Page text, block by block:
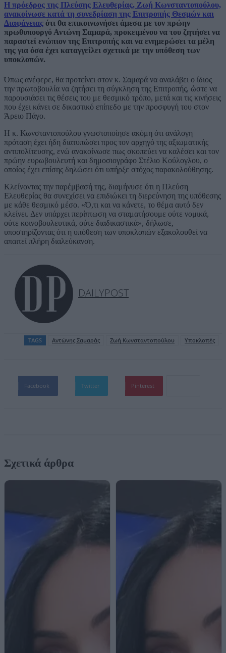
Η πρόεδρος της Πλεύσης Ελευθερίας, Ζωή Κωνσταντοπούλου,
ανακοίνωσε κατά τη συνεδρίαση της Επιτροπής Θεσμών και
Διαφάνειας ότι θα επικοινωνήσει άμεσα με τον πρώην
πρωθυπουργό Αντώνη Σαμαρά, προκειμένου να του ζητήσει να
παραστεί ενώπιον της Επιτροπής και να ενημερώσει τα μέλη
της για όσα έχει καταγγείλει σχετικά με την υπόθεση των
υποκλοπών.
Όπως ανέφερε, θα προτείνει στον κ. Σαμαρά να αναλάβει ο ίδιος
την πρωτοβουλία να ζητήσει τη σύγκληση της Επιτροπής, ώστε να
παρουσιάσει τις θέσεις του με θεσμικό τρόπο, μετά και τις κινήσεις
που έχει κάνει σε δικαστικό επίπεδο με την προσφυγή του στον
Άρειο Πάγο.
Η κ. Κωνσταντοπούλου γνωστοποίησε ακόμη ότι ανάλογη
πρόταση έχει ήδη διατυπώσει προς τον αρχηγό της αξιωματικής
αντιπολίτευσης, ενώ ανακοίνωσε πως σκοπεύει να καλέσει και τον
πρώην ευρωβουλευτή και δημοσιογράφο Στέλιο Κούλογλου, ο
οποίος έχει επίσης δηλώσει ότι υπήρξε στόχος παρακολούθησης.
Κλείνοντας την παρέμβασή της, διαμήνυσε ότι η Πλεύση
Ελευθερίας θα συνεχίσει να επιδιώκει τη διερεύνηση της υπόθεσης
με κάθε θεσμικό μέσο. «Ό,τι και να κάνετε, το θέμα αυτό δεν
κλείνει. Δεν υπάρχει περίπτωση να σταματήσουμε ούτε νομικά,
ούτε κοινοβουλευτικά, ούτε διαδικαστικά», δήλωσε,
υποστηρίζοντας ότι η υπόθεση των υποκλοπών εξακολουθεί να
απαιτεί πλήρη διαλεύκανση.
DAILYPOST
TAGS Αντώνης Σαμαράς Ζωή Κωνσταντοπούλου Υποκλοπές
Facebook Twitter Pinterest
Σχετικά άρθρα